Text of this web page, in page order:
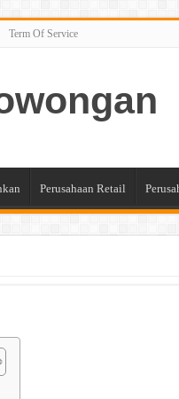
Term Of Service
Perusahaan Retail